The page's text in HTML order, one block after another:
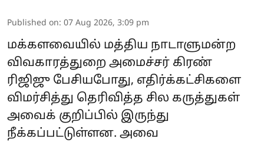
Published on: 07 Aug 2026, 3:09 pm
மக்களவையில் மத்திய நாடாளுமன்ற
விவகாரத்துறை அமைச்சர் கிரண்
ரிஜிஜு பேசியபோது, எதிர்க்கட்சிகளை
விமர்சித்து தெரிவித்த சில கருத்துகள்
அவைக் குறிப்பில் இருந்து
நீக்கப்பட்டுள்ளன. அவை